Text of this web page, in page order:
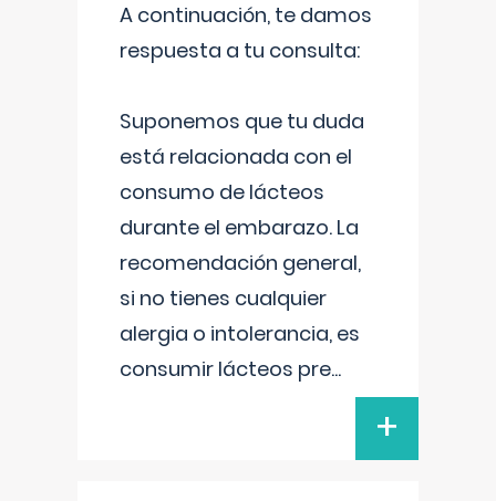
A continuación, te damos
respuesta a tu consulta:
Suponemos que tu duda
está relacionada con el
consumo de lácteos
durante el embarazo. La
recomendación general,
si no tienes cualquier
alergia o intolerancia, es
consumir lácteos pre...
+